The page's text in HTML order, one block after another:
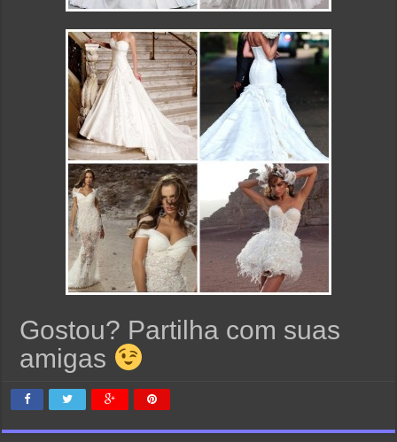
Gostou? Partilha com suas
amigas